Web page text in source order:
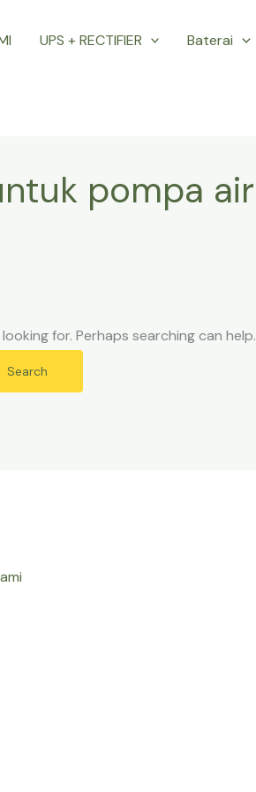
UPS + RECTIFIER Baterai
pompa air
for. Perhaps searching can help.